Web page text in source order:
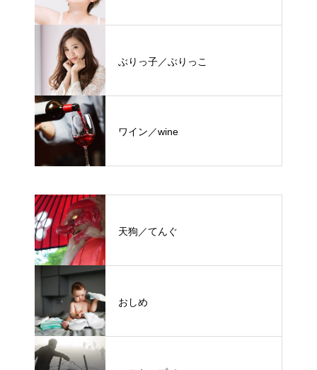
ぶりっ子／ぶりっこ
ワイン／wine
天狗／てんぐ
おしめ